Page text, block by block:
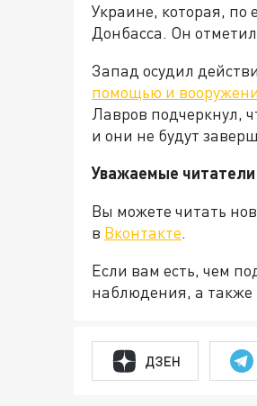
Украине, которая, по
Донбасса. Он
Запад осудил
помощью и
Лавров подчеркнул,
и они не будут
Уважаемые
Вы можете читать
в Вконтакте.
Если вам есть, чем
наблюдения, а также
ДЗЕН